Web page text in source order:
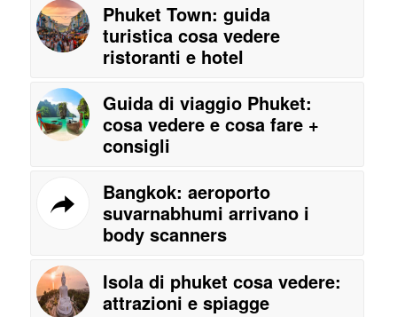
Phuket Town: guida
turistica cosa vedere
ristoranti e hotel
Guida di viaggio Phuket:
cosa vedere e cosa fare +
consigli
Bangkok: aeroporto
suvarnabhumi arrivano i
body scanners
Isola di phuket cosa vedere:
attrazioni e spiagge